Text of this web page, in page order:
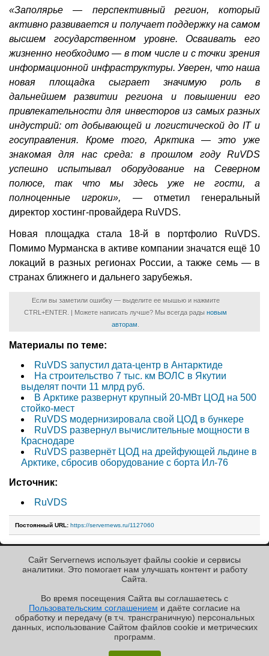
«Графиня»: как Grafana, только лучше?
✖
«Заполярье — перспективный регион, который
активно развивается и получает поддержку на самом
высшем государственном уровне. Осваивать его
жизненно необходимо — в том числе и с точки зрения
информационной инфраструктуры. Уверен, что наша
новая площадка сыграет значимую роль в
дальнейшем развитии региона и повышении его
привлекательности для инвесторов из самых разных
индустрий: от добывающей и логистической до IT и
госуправления. Кроме того, Арктика — это уже
знакомая для нас среда: в прошлом году RuVDS
успешно испытывал оборудование на Северном
полюсе, так что мы здесь уже не гости, а
полноценные игроки», — отметил генеральный
директор хостинг-провайдера RuVDS.
Новая площадка стала 18-й в портфолио RuVDS.
Помимо Мурманска в активе компании значатся ещё 10
локаций в разных регионах России, а также семь — в
странах ближнего и дальнего зарубежья.
Если вы заметили ошибку — выделите ее мышью и нажмите
CTRL+ENTER. | Можете написать лучше? Мы всегда рады новым
авторам.
Материалы по теме:
RuVDS запустил дата-центр в Антарктиде
На строительство 7 тыс. км ВОЛС в Якутии
выделят почти 11 млрд руб.
В Арктике развернут крупный 20-МВт ЦОД на 500
стойко-мест
RuVDS модернизировала свой ЦОД в бункере
RuVDS развернул вычислительные мощности в
Краснодаре
RuVDS развернёт ЦОД на дрейфующей льдине в
Арктике, сбросив оборудование с борта Ил-76
Источник:
RuVDS
Постоянный URL: https://servernews.ru/1127060
« Назад к ленте
РЕКЛАМА • ООО «ЛАБОРАТОРИЯ ЧИСЛИТЕЛЬ»
Copyright ©2010-2026
Servernews.Пользовательское
соглашение
Сайт Servernews использует файлы cookie и сервисы
аналитики. Это помогает нам улучшать контент и работу
Cайта.
Во время посещения Cайта вы соглашаетесь с
Пользовательским соглашением и даёте согласие на
обработку и передачу (в т.ч. трансграничную) персональных
данных, использование Cайтом файлов cookie и метрических
программ.